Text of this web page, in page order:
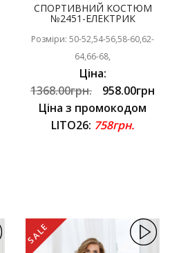
СПОРТИВНИЙ КОСТЮМ
№2451-ЕЛЕКТРИК
Розміри: 50-52,54-56,58-60,62-
64,66-68,
Ціна:
1368.00грн.
958.00грн
Ціна з промокодом
LITO26: 758грн.
SALE